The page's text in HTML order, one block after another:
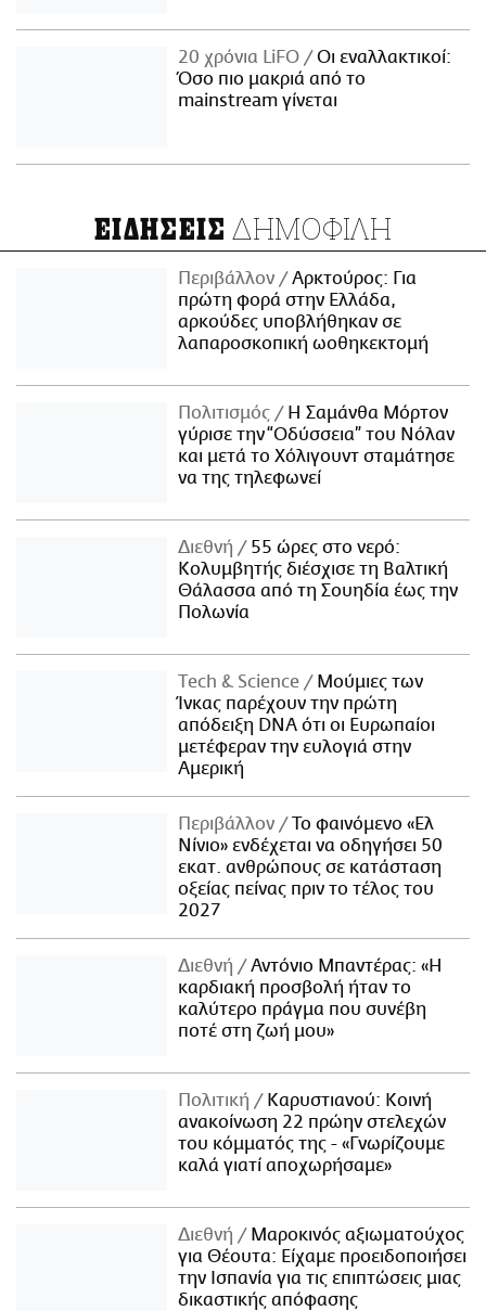
20 χρόνια LiFO
Οι εναλλακτικοί:
Όσο πιο μακριά από το
mainstream γίνεται
ΕΙΔΗΣΕΙΣ ΔΗΜΟΦΙΛΗ
Περιβάλλον
Αρκτούρος: Για
πρώτη φορά στην Ελλάδα,
αρκούδες υποβλήθηκαν σε
λαπαροσκοπική ωοθηκεκτομή
Πολιτισμός
Η Σαμάνθα Μόρτον
γύρισε την “Οδύσσεια” του Νόλαν
και μετά το Χόλιγουντ σταμάτησε
να της τηλεφωνεί
Διεθνή
55 ώρες στο νερό:
Κολυμβητής διέσχισε τη Βαλτική
Θάλασσα από τη Σουηδία έως την
Πολωνία
Τech & Science
Μούμιες των
Ίνκας παρέχουν την πρώτη
απόδειξη DNA ότι οι Ευρωπαίοι
μετέφεραν την ευλογιά στην
Αμερική
Περιβάλλον
Το φαινόμενο «Ελ
Νίνιο» ενδέχεται να οδηγήσει 50
εκατ. ανθρώπους σε κατάσταση
οξείας πείνας πριν το τέλος του
2027
Διεθνή
Αντόνιο Μπαντέρας: «Η
καρδιακή προσβολή ήταν το
καλύτερο πράγμα που συνέβη
ποτέ στη ζωή μου»
Πολιτική
Καρυστιανού: Κοινή
ανακοίνωση 22 πρώην στελεχών
του κόμματός της - «Γνωρίζουμε
καλά γιατί αποχωρήσαμε»
Διεθνή
Μαροκινός αξιωματούχος
για Θέουτα: Είχαμε προειδοποιήσει
την Ισπανία για τις επιπτώσεις μιας
δικαστικής απόφασης